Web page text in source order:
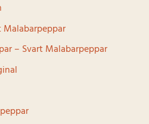
Malabarpeppar
– Svart Malabarpeppar